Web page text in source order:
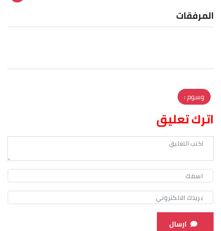
المرفقات
وسوم :
اترك تعليق
ارسال